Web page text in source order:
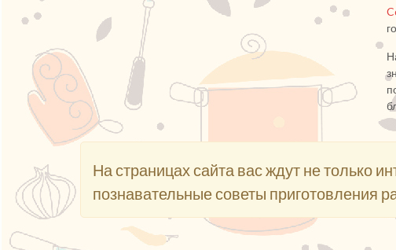
На страницах сайта вас ждут не только
познавательные советы приготовления